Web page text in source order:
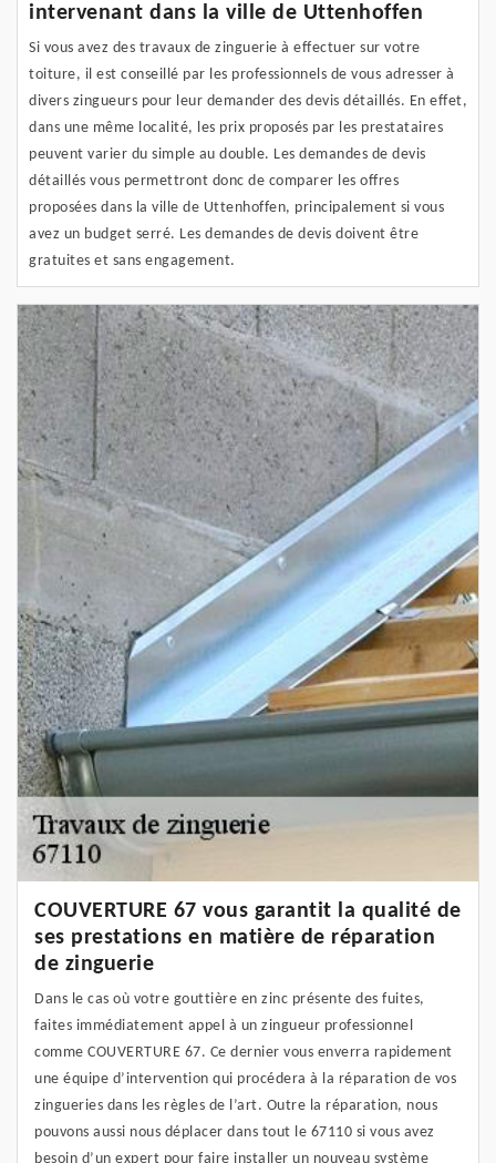
intervenant dans la ville de Uttenhoffen
Si vous avez des travaux de zinguerie à effectuer sur votre
toiture, il est conseillé par les professionnels de vous adresser à
divers zingueurs pour leur demander des devis détaillés. En effet,
dans une même localité, les prix proposés par les prestataires
peuvent varier du simple au double. Les demandes de devis
détaillés vous permettront donc de comparer les offres
proposées dans la ville de Uttenhoffen, principalement si vous
avez un budget serré. Les demandes de devis doivent être
gratuites et sans engagement.
COUVERTURE 67 vous garantit la qualité de
ses prestations en matière de réparation
de zinguerie
Dans le cas où votre gouttière en zinc présente des fuites,
faites immédiatement appel à un zingueur professionnel
comme COUVERTURE 67. Ce dernier vous enverra rapidement
une équipe d’intervention qui procédera à la réparation de vos
zingueries dans les règles de l’art. Outre la réparation, nous
pouvons aussi nous déplacer dans tout le 67110 si vous avez
besoin d’un expert pour faire installer un nouveau système